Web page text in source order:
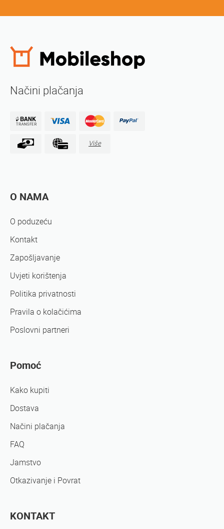
Načini plačanja
Više
O NAMA
O poduzeću
Kontakt
Zapošljavanje
Uvjeti korištenja
Politika privatnosti
Pravila o kolačićima
Poslovni partneri
Pomoć
Kako kupiti
Dostava
Načini plačanja
FAQ
Jamstvo
Otkazivanje i Povrat
KONTAKT